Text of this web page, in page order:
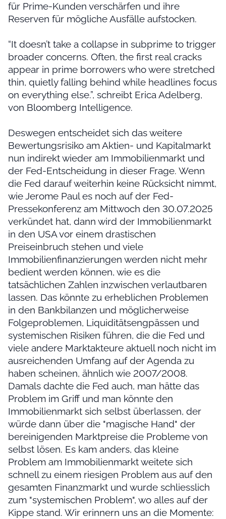
für Prime-Kunden verschärfen und ihre
Reserven für mögliche Ausfälle aufstocken.
“It doesn’t take a collapse in subprime to trigger
broader concerns. Often, the first real cracks
appear in prime borrowers who were stretched
thin, quietly falling behind while headlines focus
on everything else.”, schreibt Erica Adelberg,
von Bloomberg Intelligence.
Deswegen entscheidet sich das weitere
Bewertungsrisiko am Aktien- und Kapitalmarkt
nun indirekt wieder am Immobilienmarkt und
der Fed-Entscheidung in dieser Frage. Wenn
die Fed darauf weiterhin keine Rücksicht nimmt,
wie Jerome Paul es noch auf der Fed-
Pressekonferenz am Mittwoch den 30.07.2025
verkündet hat, dann wird der Immobilienmarkt
in den USA vor einem drastischen
Preiseinbruch stehen und viele
Immobilienfinanzierungen werden nicht mehr
bedient werden können, wie es die
tatsächlichen Zahlen inzwischen verlautbaren
lassen. Das könnte zu erheblichen Problemen
in den Bankbilanzen und möglicherweise
Folgeproblemen, Liquiditätsengpässen und
systemischen Risiken führen, die die Fed und
viele andere Marktakteure aktuell noch nicht im
ausreichenden Umfang auf der Agenda zu
haben scheinen, ähnlich wie 2007/2008.
Damals dachte die Fed auch, man hätte das
Problem im Griff und man könnte den
Immobilienmarkt sich selbst überlassen, der
würde dann über die "magische Hand" der
bereinigenden Marktpreise die Probleme von
selbst lösen. Es kam anders, das kleine
Problem am Immobilienmarkt weitete sich
schnell zu einem riesigen Problem aus auf den
gesamten Finanzmarkt und wurde schliesslich
zum "systemischen Problem", wo alles auf der
Kippe stand. Wir erinnern uns an die Momente: